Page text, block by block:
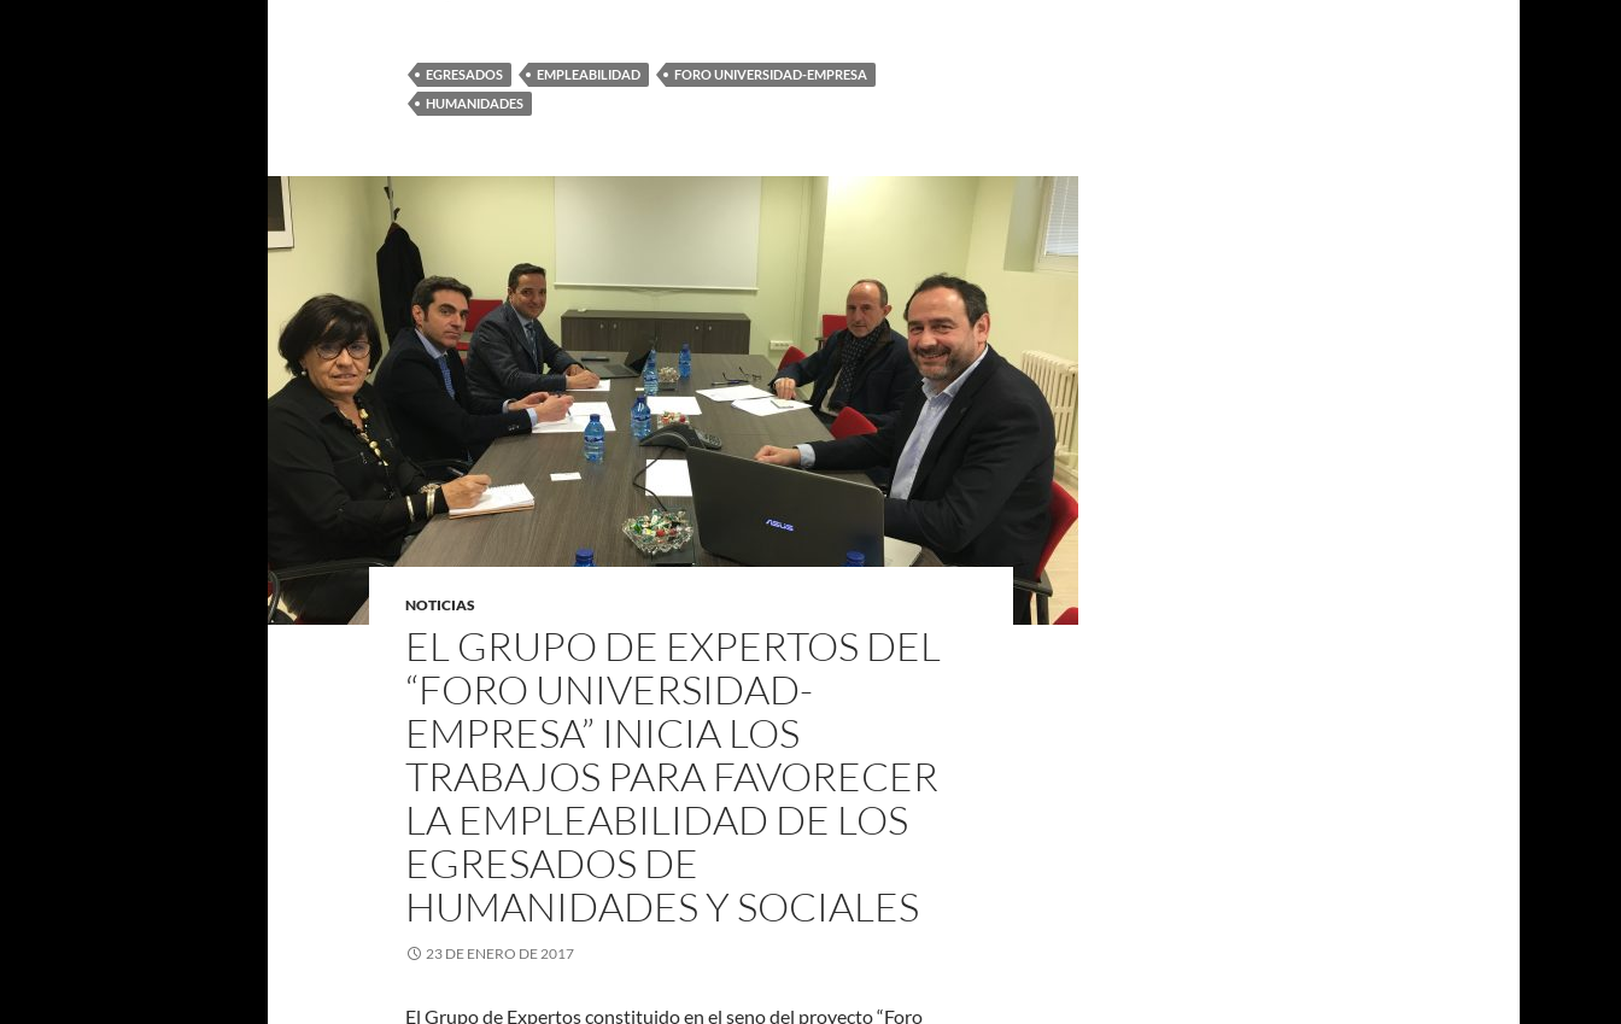
EGRESADOS EMPLEABILIDAD
FORO UNIVERSIDAD-EMPRESA
HUMANIDADES
NOTICIAS
EL GRUPO DE EXPERTOS DEL
“FORO UNIVERSIDAD-
EMPRESA” INICIA LOS
TRABAJOS PARA FAVORECER
LA EMPLEABILIDAD DE LOS
EGRESADOS DE
HUMANIDADES Y SOCIALES
23 DE ENERO DE 2017
El Grupo de Expertos constituido en el seno del proyecto “Foro